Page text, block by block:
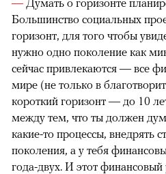
Большинство социальных
горизонт, для того чтобы
нужно одно поколение как
сейчас привлекаются — все
мире (не только в
короткий горизонт — до 10
между тем, что ты должен
какие-то процессы, внедрять
поколения, а у тебя
года-двух. И этот финансовый